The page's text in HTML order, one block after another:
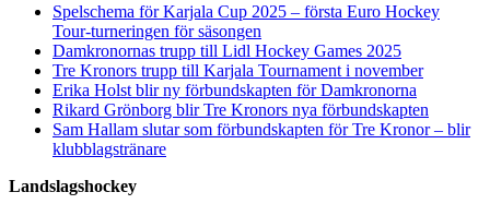
Spelschema för Karjala Cup 2025 – första Euro Hockey
Tour-turneringen för säsongen
Damkronornas trupp till Lidl Hockey Games 2025
Tre Kronors trupp till Karjala Tournament i november
Erika Holst blir ny förbundskapten för Damkronorna
Rikard Grönborg blir Tre Kronors nya förbundskapten
Sam Hallam slutar som förbundskapten för Tre Kronor – blir
klubblagstränare
Landslagshockey